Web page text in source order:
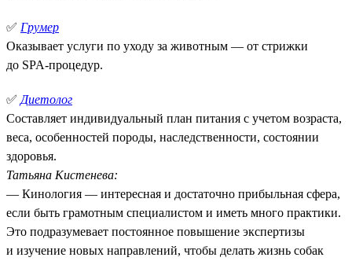
✅ Грумер
Оказывает услуги по уходу за животным — от стрижки
до SPA-процедур.
✅ Диетолог
Составляет индивидуальный план питания с учетом возраста,
веса, особенностей породы, наследственности, состоянии
здоровья.
Татьяна Кистенева:
— Кинология — интересная и достаточно прибыльная сфера,
если быть грамотным специалистом и иметь много практики.
Это подразумевает постоянное повышение экспертизы
и изучение новых направлений, чтобы делать жизнь собак